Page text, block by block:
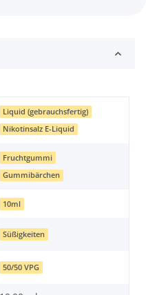
Liquid (gebrauchsfertig)
Nikotinsalz E-Liquid
Fruchtgummi
Gummibärchen
10ml
Süßigkeiten
50/50 VPG